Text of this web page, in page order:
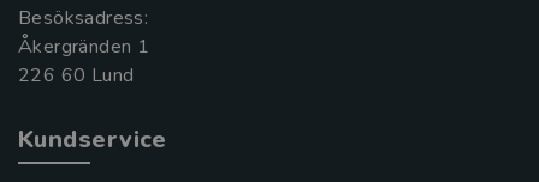
Besöksadress:
Åkergränden 1
Kundservice